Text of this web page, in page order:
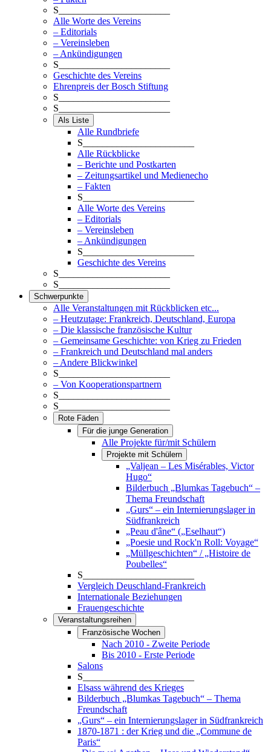
S_______________________
Alle Worte des Vereins
– Editorials
– Vereinsleben
– Ankündigungen
S_______________________
Geschichte des Vereins
Ehrenpreis der Bosch Stiftung
S_______________________
S_______________________
Als Liste
Alle Rundbriefe
S_______________________
Alle Rückblicke
– Berichte und Postkarten
– Zeitungsartikel und Medienecho
– Fakten
S_______________________
Alle Worte des Vereins
– Editorials
– Vereinsleben
– Ankündigungen
S_______________________
Geschichte des Vereins
S_______________________
S_______________________
Schwerpunkte
Alle Veranstaltungen mit Rückblicken etc...
– Heutzutage: Frankreich, Deutschland, Europa
– Die klassische französische Kultur
– Gemeinsame Geschichte: von Krieg zu Frieden
– Frankreich und Deutschland mal anders
– Andere Blickwinkel
S_______________________
– Von Kooperationspartnern
S_______________________
S_______________________
Rote Fäden
Für die junge Generation
Alle Projekte für/mit Schülern
Projekte mit Schülern
„Valjean – Les Misérables, Victor
Hugo“
Bilderbuch „Blumkas Tagebuch“ –
Thema Freundschaft
„Gurs“ – ein Internierungslager in
Südfrankreich
„Peau d'âne“ („Eselhaut“)
„Poesie und Rock'n Roll: Voyage“
„Müllgeschichten“ / „Histoire de
Poubelles“
S_______________________
Vergleich Deuschland-Frankreich
Internationale Beziehungen
Frauengeschichte
Veranstaltungsreihen
Französische Wochen
Nach 2010 - Zweite Periode
Bis 2010 - Erste Periode
Salons
S_______________________
Elsass während des Krieges
Bilderbuch „Blumkas Tagebuch“ – Thema
Freundschaft
„Gurs“ – ein Internierungslager in Südfrankreich
1870-1871 : der Krieg und die „Commune de
Paris“